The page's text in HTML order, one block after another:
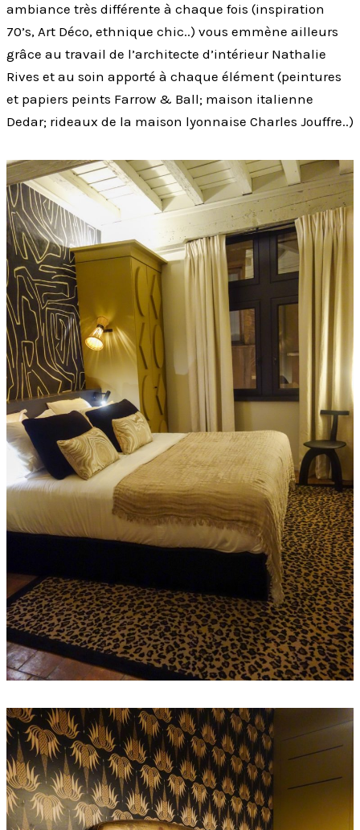
ambiance très différente à chaque fois (inspiration
70’s, Art Déco, ethnique chic..) vous emmène ailleurs
grâce au travail de l’architecte d’intérieur Nathalie
Rives et au soin apporté à chaque élément (peintures
et papiers peints Farrow & Ball; maison italienne
Dedar; rideaux de la maison lyonnaise Charles Jouffre..)